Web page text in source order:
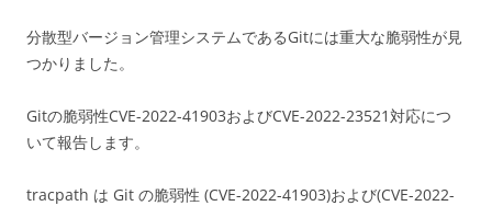
分散型バージョン管理システムであるGitには重大な脆弱性が見
つかりました。
Gitの脆弱性CVE-2022-41903およびCVE-2022-23521対応につ
いて報告します。
tracpath は Git の脆弱性 (CVE-2022-41903)および(CVE-2022-